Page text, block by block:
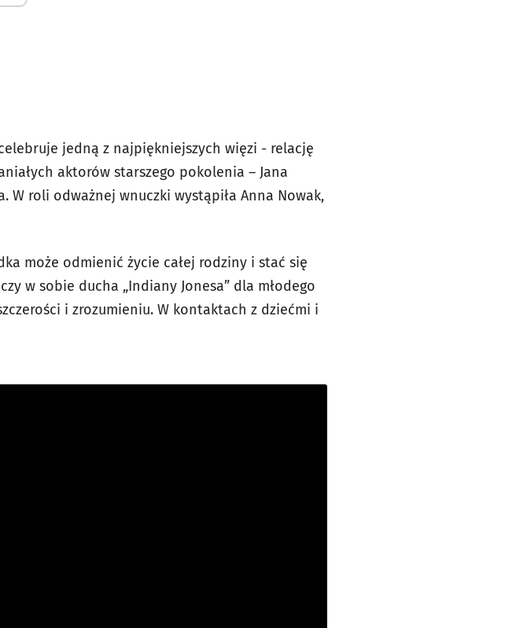
jedną z najpiękniejszych więzi - relację
aktorów starszego pokolenia – Jana
W roli odważnej wnuczki wystąpiła Anna Nowak,
może odmienić życie całej rodziny i stać się
w sobie ducha „Indiany Jonesa” dla młodego
i zrozumieniu. W kontaktach z dziećmi i